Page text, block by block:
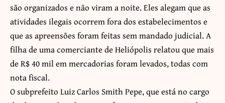
são organizados e não viram a noite. Eles alegam que as
atividades ilegais ocorrem fora dos estabelecimentos e
que as apreensões foram feitas sem mandado judicial. A
filha de uma comerciante de Heliópolis relatou que mais
de R$ 40 mil em mercadorias foram levados, todas com
nota fiscal.
O subprefeito Luiz Carlos Smith Pepe, que está no cargo